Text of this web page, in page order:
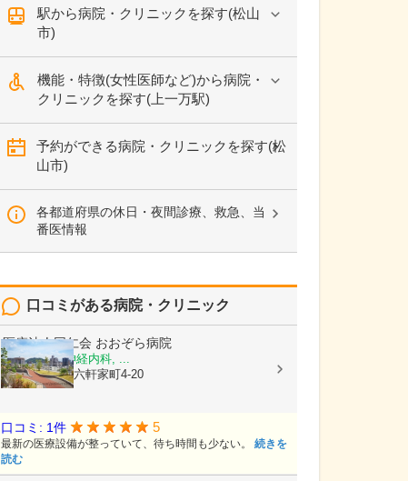
駅から病院・クリニックを探す(松山
市)
機能・特徴(女性医師など)から病院・
クリニックを探す(上一万駅)
予約ができる病院・クリニックを探す(松
山市)
各都道府県の休日・夜間診療、救急、当
番医情報
口コミがある病院・クリニック
医療法人同仁会 おおぞら病院
内科, 外科, 神経内科, ...
愛媛県松山市六軒家町4-20
口コミ: 1件 5
最新の医療設備が整っていて、待ち時間も少ない。 続きを
読む